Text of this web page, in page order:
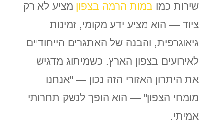
שירות כמו במות הרמה בצפון מציע לא רק
ציוד — הוא מציע ידע מקומי, זמינות
גיאוגרפית, והבנה של האתגרים הייחודיים
לאירועים בצפון הארץ. כשמיתוג מדגיש
את היתרון האזורי הזה נכון — "אנחנו
מומחי הצפון" — הוא הופך לנשק תחרותי
אמיתי.